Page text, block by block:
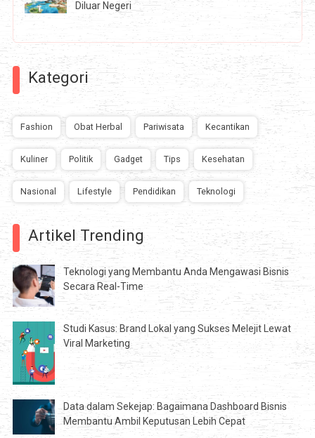
Diluar Negeri
Kategori
Fashion Obat Herbal Pariwisata Kecantikan
Kuliner Politik Gadget Tips Kesehatan
Nasional Lifestyle Pendidikan Teknologi
Artikel Trending
Teknologi yang Membantu Anda Mengawasi Bisnis
Secara Real-Time
Studi Kasus: Brand Lokal yang Sukses Melejit Lewat
Viral Marketing
Data dalam Sekejap: Bagaimana Dashboard Bisnis
Membantu Ambil Keputusan Lebih Cepat